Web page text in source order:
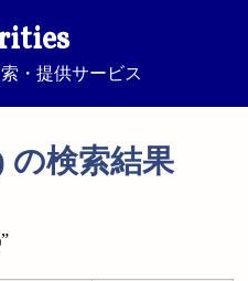
・提供サービス
の検索結果
”